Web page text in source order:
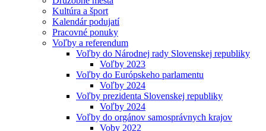
Kultúra a šport
Kalendár podujatí
Pracovné ponuky
Voľby a referendum
Voľby do Národnej rady Slovenskej republiky
Voľby 2023
Voľby do Európskeho parlamentu
Voľby 2024
Voľby prezidenta Slovenskej republiky
Voľby 2024
Voľby do orgánov samosprávnych krajov
Voby 2022